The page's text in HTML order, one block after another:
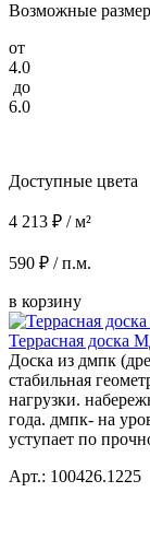
Возможные
от
4.0
до
6.0
Доступные цвета
4 213 ₽ / м²
590 ₽ / п.м.
в корзину
Террасная доска
Доска из дмпк
стабильная
нагрузки.
года. дмпк- на
уступает по
Арт.: 100426.1225